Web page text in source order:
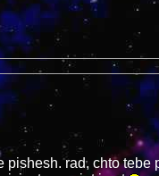
pishesh. rad, chto